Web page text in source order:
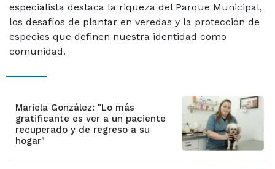
especialista destaca la riqueza del Parque Municipal,
los desafíos de plantar en veredas y la protección de
especies que definen nuestra identidad como
comunidad.
Mariela González: "Lo más
gratificante es ver a un paciente
recuperado y de regreso a su
hogar"